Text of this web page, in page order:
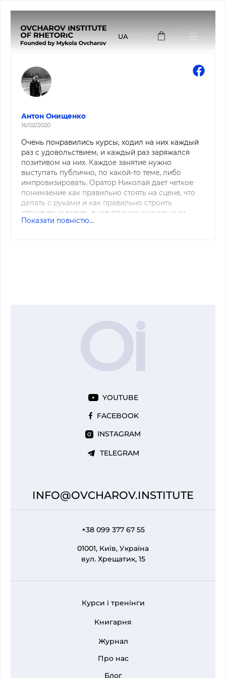
основного
UA
Антон Онищенко
16/02/2020
Очень понравились курсы, ходил на них каждый
раз с удовольствием, и каждый раз заряжался
позитивом на них. Каждое занятие нужно
выступать публично, по какой-то теме, либо
импровизировать. Оратор Николай дает четкое
понимаение как правильно стоять на сцене, что
делать с руками и как правильно строить
структуру и делать выступление уникальным.
Всем советую, не пожалеете.
Показати повністю...
YOUTUBE
FACEBOOK
INSTAGRAM
TELEGRAM
INFO@OVCHAROV.INSTITUTE
+38 099 377 67 55
01001, Київ, Україна
вул. Хрещатик, 15
Курси і тренінги
Книгарня
Журнал
Про нас
Блог